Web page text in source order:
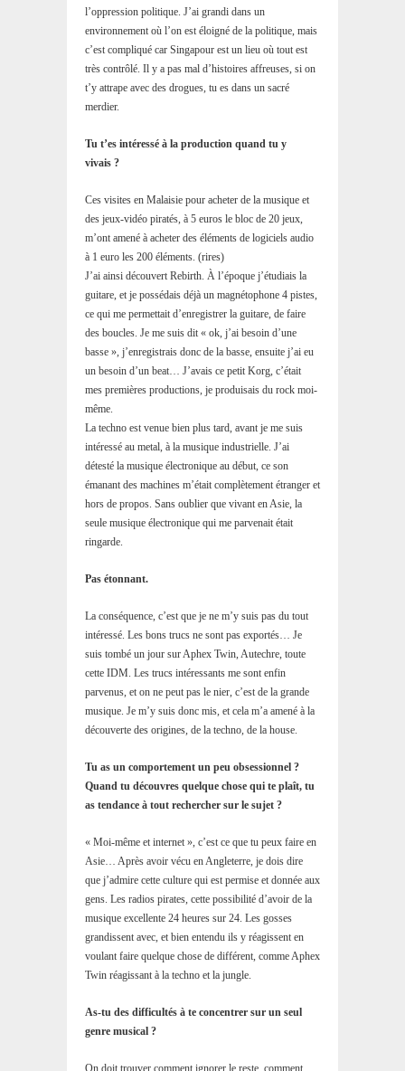
l’oppression politique. J’ai grandi dans un
environnement où l’on est éloigné de la politique, mais
c’est compliqué car Singapour est un lieu où tout est
très contrôlé. Il y a pas mal d’histoires affreuses, si on
t’y attrape avec des drogues, tu es dans un sacré
merdier.
Tu t’es intéressé à la production quand tu y
vivais ?
Ces visites en Malaisie pour acheter de la musique et
des jeux-vidéo piratés, à 5 euros le bloc de 20 jeux,
m’ont amené à acheter des éléments de logiciels audio
à 1 euro les 200 éléments. (rires)
J’ai ainsi découvert Rebirth. À l’époque j’étudiais la
guitare, et je possédais déjà un magnétophone 4 pistes,
ce qui me permettait d’enregistrer la guitare, de faire
des boucles. Je me suis dit « ok, j’ai besoin d’une
basse », j’enregistrais donc de la basse, ensuite j’ai eu
un besoin d’un beat… J’avais ce petit Korg, c’était
mes premières productions, je produisais du rock moi-
même.
La techno est venue bien plus tard, avant je me suis
intéressé au metal, à la musique industrielle. J’ai
détesté la musique électronique au début, ce son
émanant des machines m’était complètement étranger et
hors de propos. Sans oublier que vivant en Asie, la
seule musique électronique qui me parvenait était
ringarde.
Pas étonnant.
La conséquence, c’est que je ne m’y suis pas du tout
intéressé. Les bons trucs ne sont pas exportés… Je
suis tombé un jour sur Aphex Twin, Autechre, toute
cette IDM. Les trucs intéressants me sont enfin
parvenus, et on ne peut pas le nier, c’est de la grande
musique. Je m’y suis donc mis, et cela m’a amené à la
découverte des origines, de la techno, de la house.
Tu as un comportement un peu obsessionnel ?
Quand tu découvres quelque chose qui te plaît, tu
as tendance à tout rechercher sur le sujet ?
« Moi-même et internet », c’est ce que tu peux faire en
Asie… Après avoir vécu en Angleterre, je dois dire
que j’admire cette culture qui est permise et donnée aux
gens. Les radios pirates, cette possibilité d’avoir de la
musique excellente 24 heures sur 24. Les gosses
grandissent avec, et bien entendu ils y réagissent en
voulant faire quelque chose de différent, comme Aphex
Twin réagissant à la techno et la jungle.
As-tu des difficultés à te concentrer sur un seul
genre musical ?
On doit trouver comment ignorer le reste, comment